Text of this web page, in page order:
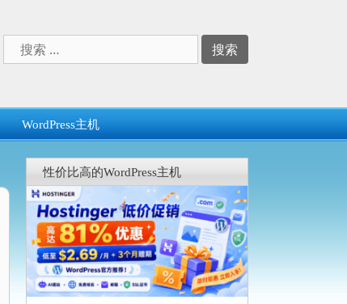
索：
WordPress主机
性价比高的WordPress主机